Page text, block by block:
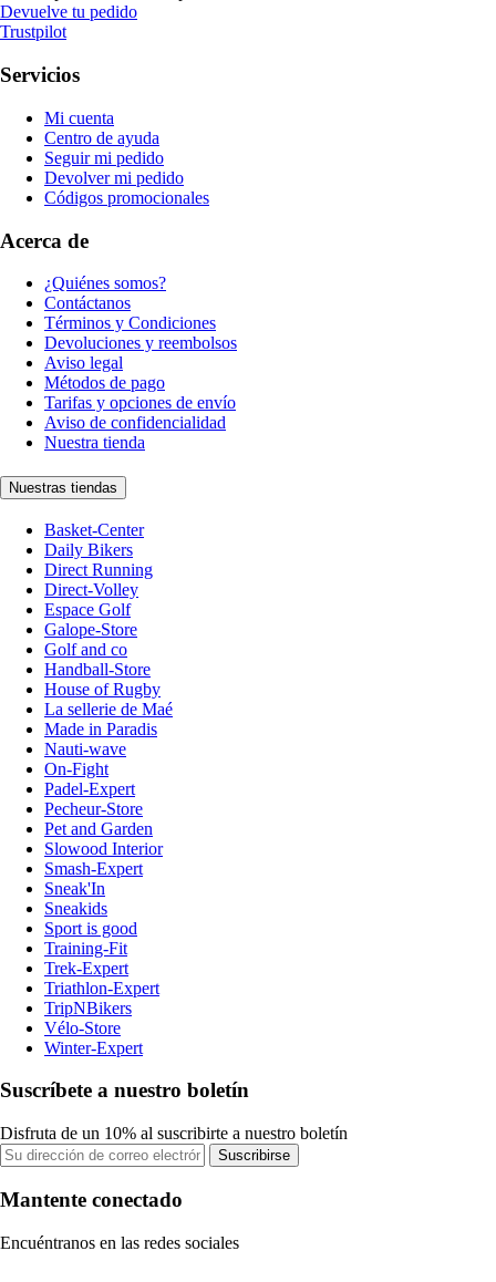
Devuelve tu pedido
Trustpilot
Servicios
Mi cuenta
Centro de ayuda
Seguir mi pedido
Devolver mi pedido
Códigos promocionales
Acerca de
¿Quiénes somos?
Contáctanos
Términos y Condiciones
Devoluciones y reembolsos
Aviso legal
Métodos de pago
Tarifas y opciones de envío
Aviso de confidencialidad
Nuestra tienda
Nuestras tiendas
Basket-Center
Daily Bikers
Direct Running
Direct-Volley
Espace Golf
Galope-Store
Golf and co
Handball-Store
House of Rugby
La sellerie de Maé
Made in Paradis
Nauti-wave
On-Fight
Padel-Expert
Pecheur-Store
Pet and Garden
Slowood Interior
Smash-Expert
Sneak'In
Sneakids
Sport is good
Training-Fit
Trek-Expert
Triathlon-Expert
TripNBikers
Vélo-Store
Winter-Expert
Suscríbete a nuestro boletín
Disfruta de un 10% al suscribirte a nuestro boletín
Suscribirse
Mantente conectado
Encuéntranos en las redes sociales